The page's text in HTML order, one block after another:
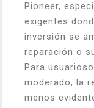
Pioneer,
exigentes
inversión se
reparación o
Para
moderado, la
menos